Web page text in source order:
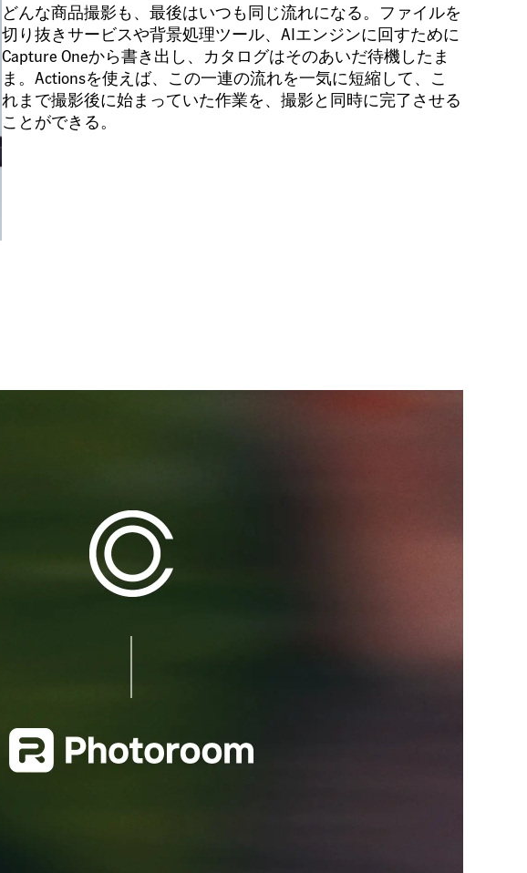
どんな商品撮影も、最後はいつも同じ流れになる。ファイルを
切り抜きサービスや背景処理ツール、AIエンジンに回すために
Capture Oneから書き出し、カタログはそのあいだ待機したま
ま。Actionsを使えば、この一連の流れを一気に短縮して、こ
れまで撮影後に始まっていた作業を、撮影と同時に完了させる
ことができる。